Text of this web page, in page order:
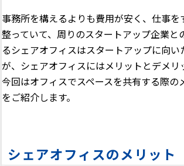
事務所を構えるよりも費用が安く、仕事を
整っていて、周りのスタートアップ企業と
るシェアオフィスはスタートアップに向い
が、シェアオフィスにはメリットとデメリ
今回はオフィスでスペースを共有する際の
をご紹介します。
シェアオフィスのメリット